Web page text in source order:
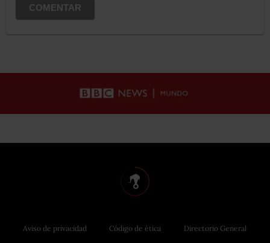
COMENTAR
Aviso de privacidad Código de ética Directorio General